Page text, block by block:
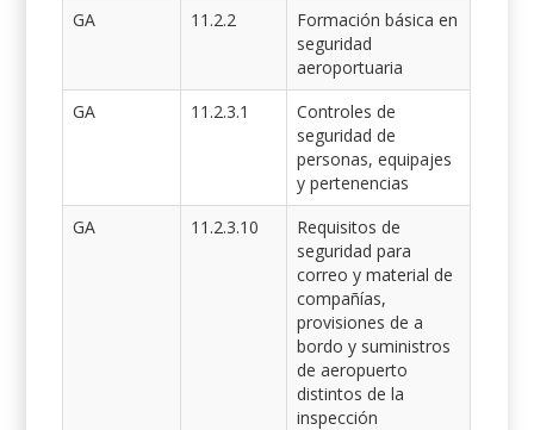
GA
11.2.2
Formación básica en
seguridad
aeroportuaria
GA
11.2.3.1
Controles de
seguridad de
personas, equipajes
y pertenencias
GA
11.2.3.10
Requisitos de
seguridad para
correo y material de
compañías,
provisiones de a
bordo y suministros
de aeropuerto
distintos de la
inspección